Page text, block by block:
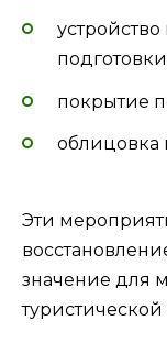
покрытие
облицовка
Эти
значение для